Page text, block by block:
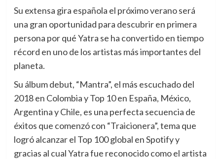
Su extensa gira española el próximo verano será
una gran oportunidad para descubrir en primera
persona por qué Yatra se ha convertido en tiempo
récord en uno de los artistas más importantes del
planeta.
Su álbum debut, “Mantra”, el más escuchado del
2018 en Colombia y Top 10 en España, México,
Argentina y Chile, es una perfecta secuencia de
éxitos que comenzó con “Traicionera”, tema que
logró alcanzar el Top 100 global en Spotify y
gracias al cual Yatra fue reconocido como el artista